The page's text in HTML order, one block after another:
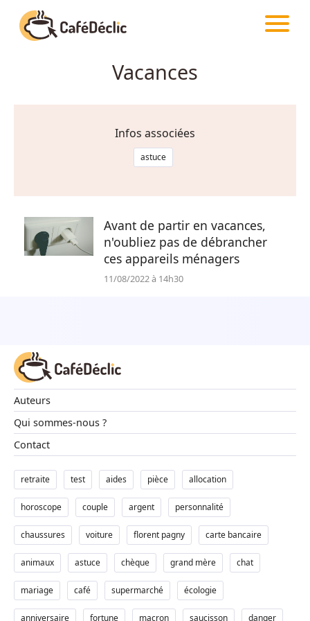
Créativité
Food
Divertissement
Insolite
CAFÉDÉCLIC INFOS
Vacances
Infos associées
astuce
Avant de partir en vacances,
n'oubliez pas de débrancher
ces appareils ménagers
11/08/2022 à 14h30
Auteurs
Qui sommes-nous ?
Contact
retraite test aides pièce allocation
horoscope couple argent personnalité
chaussures voiture florent pagny carte bancaire
animaux astuce chèque grand mère chat
mariage café supermarché écologie
anniversaire fortune macron saucisson danger